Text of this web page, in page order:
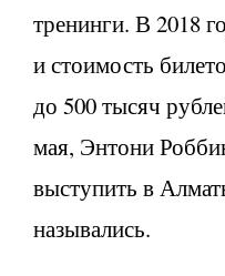
тренинги. В 2018
и стоимость
до 500 тысяч
мая, Энтони
выступить в
назывались.